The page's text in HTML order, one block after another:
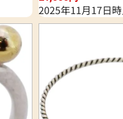
2025年11月17日